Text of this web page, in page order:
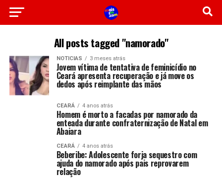
All posts tagged "namorado"
NOTICIAS 3 meses atrás
Jovem vítima de tentativa de feminicídio no
Ceará apresenta recuperação e já move os
dedos após reimplante das mãos
CEARÁ 4 anos atrás
Homem é morto a facadas por namorado da
enteada durante confraternização de Natal em
Abaiara
CEARÁ 4 anos atrás
Beberibe: Adolescente forja sequestro com
ajuda do namorado após pais reprovarem
relação